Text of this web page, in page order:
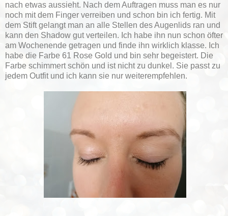
nach etwas aussieht. Nach dem Auftragen muss man es nur
noch mit dem Finger verreiben und schon bin ich fertig. Mit
dem Stift gelangt man an alle Stellen des Augenlids ran und
kann den Shadow gut verteilen. Ich habe ihn nun schon öfter
am Wochenende getragen und finde ihn wirklich klasse. Ich
habe die Farbe 61 Rose Gold und bin sehr begeistert. Die
Farbe schimmert schön und ist nicht zu dunkel. Sie passt zu
jedem Outfit und ich kann sie nur weiterempfehlen.